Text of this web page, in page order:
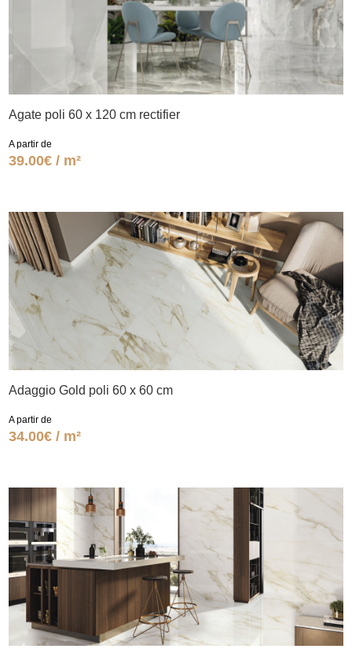
Agate poli 60 x 120 cm rectifier
A partir de
39.00€ / m²
Adaggio Gold poli 60 x 60 cm
A partir de
34.00€ / m²